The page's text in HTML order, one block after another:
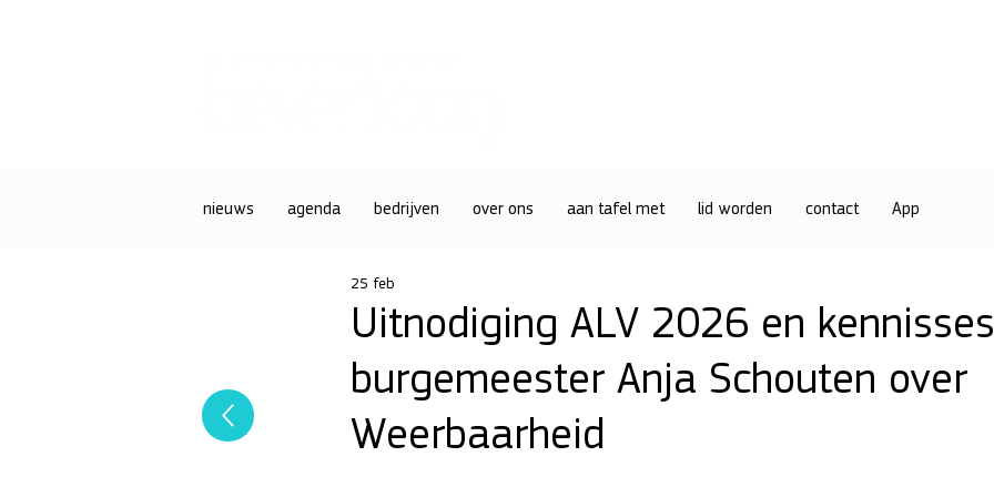
nieuws agenda bedrijven over ons aan tafel met lid worden contact App
Uitnodiging ALV 2026 en
burgemeester Anja Schouten over
Weerbaarheid
25 feb